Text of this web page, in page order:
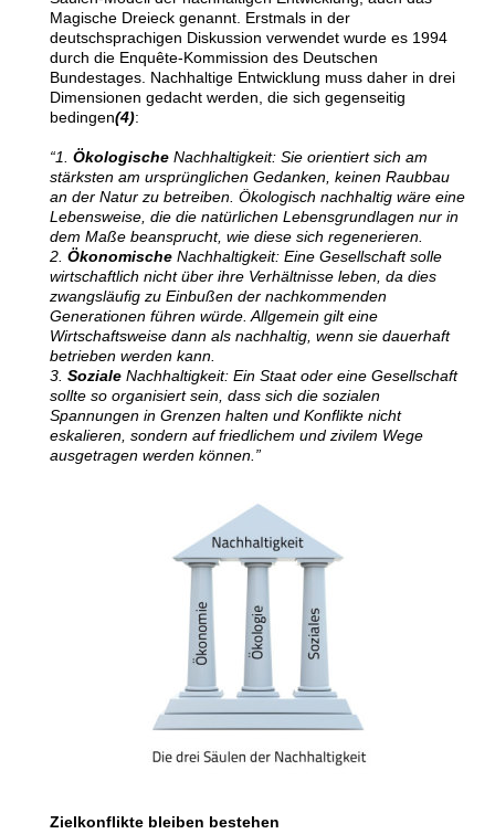
Magische Dreieck genannt. Erstmals in der
deutschsprachigen Diskussion verwendet wurde es 1994
durch die Enquête-Kommission des Deutschen
Bundestages. Nachhaltige Entwicklung muss daher in drei
Dimensionen gedacht werden, die sich gegenseitig
bedingen(4):
“1. Ökologische Nachhaltigkeit: Sie orientiert sich am
stärksten am ursprünglichen Gedanken, keinen Raubbau
an der Natur zu betreiben. Ökologisch nachhaltig wäre eine
Lebensweise, die die natürlichen Lebensgrundlagen nur in
dem Maße beansprucht, wie diese sich regenerieren.
2. Ökonomische Nachhaltigkeit: Eine Gesellschaft solle
wirtschaftlich nicht über ihre Verhältnisse leben, da dies
zwangsläufig zu Einbußen der nachkommenden
Generationen führen würde. Allgemein gilt eine
Wirtschaftsweise dann als nachhaltig, wenn sie dauerhaft
betrieben werden kann.
3. Soziale Nachhaltigkeit: Ein Staat oder eine Gesellschaft
sollte so organisiert sein, dass sich die sozialen
Spannungen in Grenzen halten und Konflikte nicht
eskalieren, sondern auf friedlichem und zivilem Wege
ausgetragen werden können.”
Zielkonflikte bleiben bestehen